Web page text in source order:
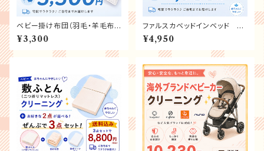
ベビー掛け布団（羽毛・羊毛布
団）クリーニング
¥3,300
ファルスカベッドインベッド ク
リーニング
¥4,950